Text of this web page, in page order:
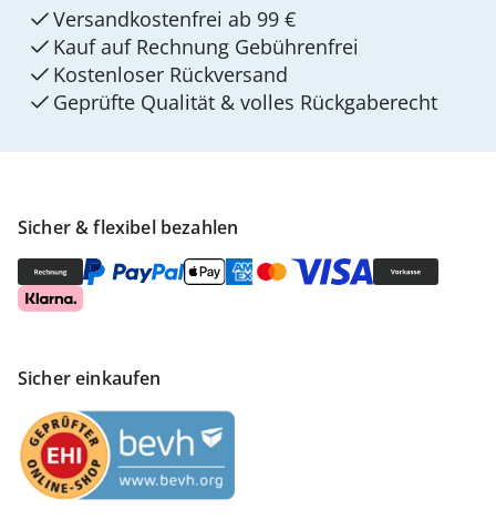
Sicher & flexibel bezahlen
Sicher einkaufen
Versandkostenfrei ab 99 €
Kauf auf Rechnung Gebührenfrei
Kostenloser Rückversand
Geprüfte Qualität & volles Rückgaberecht